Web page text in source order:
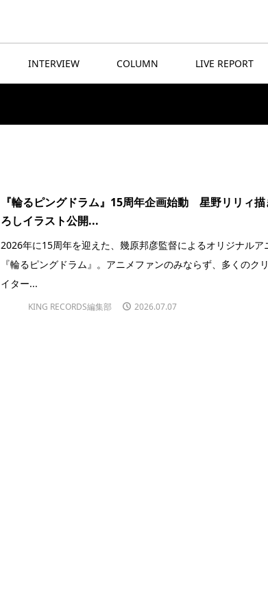
INTERVIEW COLUMN LIVE REPORT
『輪るピングドラム』15周年企画始動 星野リリィ
ろしイラスト公開...
2026年に15周年を迎えた、幾原邦彦監督によるオリジナルア
『輪るピングドラム』。アニメファンのみならず、多くのク
イター...
KING RECORDS編集部 2026.07.07